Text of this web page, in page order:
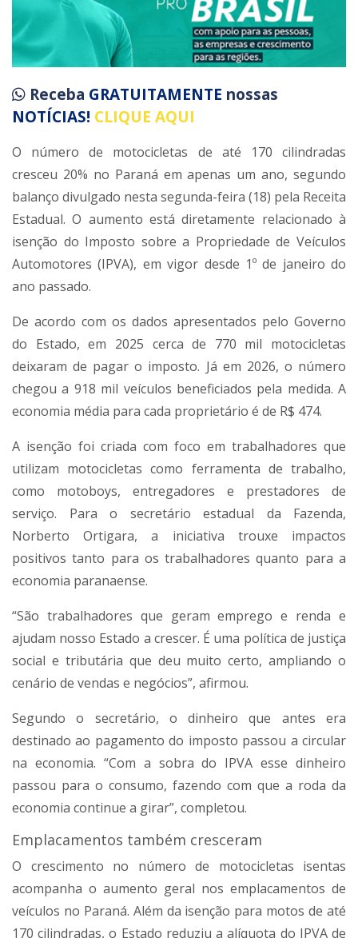
Receba GRATUITAMENTE nossas
NOTÍCIAS! CLIQUE AQUI
O número de motocicletas de até 170 cilindradas
cresceu 20% no Paraná em apenas um ano, segundo
balanço divulgado nesta segunda-feira (18) pela Receita
Estadual. O aumento está diretamente relacionado à
isenção do Imposto sobre a Propriedade de Veículos
Automotores (IPVA), em vigor desde 1º de janeiro do
ano passado.
De acordo com os dados apresentados pelo Governo
do Estado, em 2025 cerca de 770 mil motocicletas
deixaram de pagar o imposto. Já em 2026, o número
chegou a 918 mil veículos beneficiados pela medida. A
economia média para cada proprietário é de R$ 474.
A isenção foi criada com foco em trabalhadores que
utilizam motocicletas como ferramenta de trabalho,
como motoboys, entregadores e prestadores de
serviço. Para o secretário estadual da Fazenda,
Norberto Ortigara, a iniciativa trouxe impactos
positivos tanto para os trabalhadores quanto para a
economia paranaense.
“São trabalhadores que geram emprego e renda e
ajudam nosso Estado a crescer. É uma política de justiça
social e tributária que deu muito certo, ampliando o
cenário de vendas e negócios”, afirmou.
Segundo o secretário, o dinheiro que antes era
destinado ao pagamento do imposto passou a circular
na economia. “Com a sobra do IPVA esse dinheiro
passou para o consumo, fazendo com que a roda da
economia continue a girar”, completou.
Emplacamentos também cresceram
O crescimento no número de motocicletas isentas
acompanha o aumento geral nos emplacamentos de
veículos no Paraná. Além da isenção para motos de até
170 cilindradas, o Estado reduziu a alíquota do IPVA de